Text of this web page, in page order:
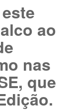
ao
nas
que